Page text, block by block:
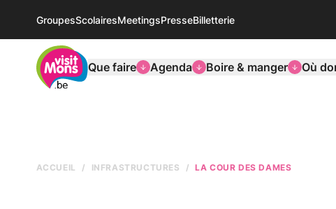
GroupesScolairesMeetingsPresseBilletterie
VisitMons Logo
Que faire
Agenda Boire & manger Où
ACCUEIL INFRASTRUCTURES LA COUR DES DAMES